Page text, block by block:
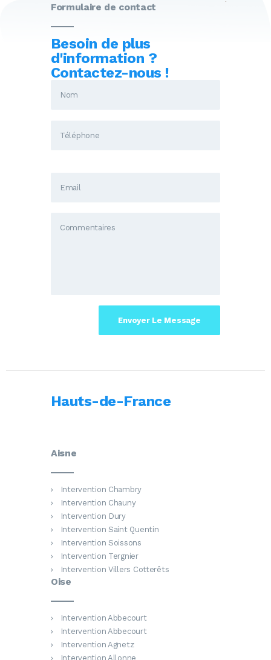
Formulaire de contact
Besoin de plus
d'information ?
Contactez-nous !
Hauts-de-France
Aisne
Intervention Chambry
Intervention Chauny
Intervention Dury
Intervention Saint Quentin
Intervention Soissons
Intervention Tergnier
Intervention Villers Cotterêts
Oise
Intervention Abbecourt
Intervention Abbecourt
Intervention Agnetz
Intervention Allonne